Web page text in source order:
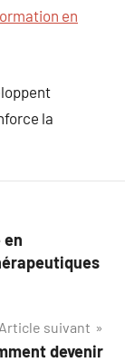
en
la
en
Article suivant
devenir